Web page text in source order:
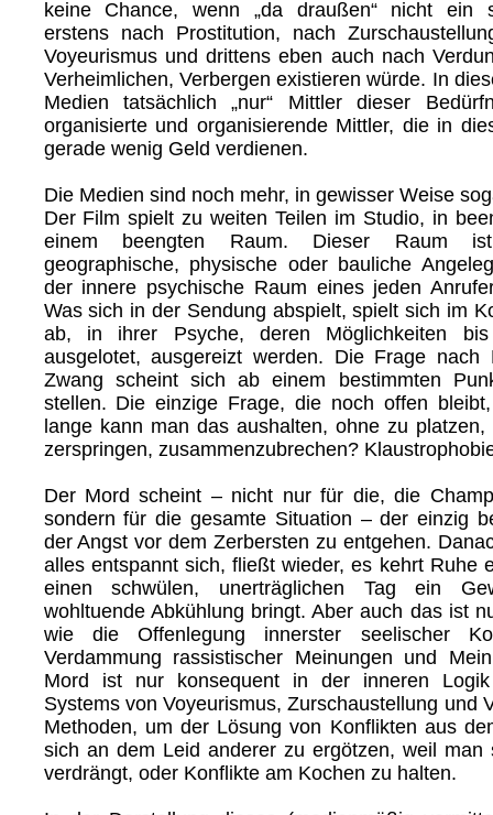
keine Chance, wenn „da draußen“ nicht ein
erstens nach Prostitution, nach
Voyeurismus und drittens eben auch nach
Verheimlichen, Verbergen existieren würde. In
Medien tatsächlich „nur“ Mittler dieser
organisierte und organisierende Mittler, die in
gerade wenig Geld verdienen.
Die Medien sind noch mehr, in gewisser Weise
Der Film spielt zu weiten Teilen im Studio, in
einem beengten Raum. Dieser Raum
geographische, physische oder bauliche
der innere psychische Raum eines jeden
Was sich in der Sendung abspielt, spielt sich im
ab, in ihrer Psyche, deren Möglichkeiten
ausgelotet, ausgereizt werden. Die Frage nach
Zwang scheint sich ab einem bestimmten
stellen. Die einzige Frage, die noch offen
lange kann man das aushalten, ohne zu
zerspringen, zusammenzubrechen?
Der Mord scheint – nicht nur für die, die
sondern für die gesamte Situation – der einzig
der Angst vor dem Zerbersten zu entgehen.
alles entspannt sich, fließt wieder, es kehrt Ruhe
einen schwülen, unerträglichen Tag ein
wohltuende Abkühlung bringt. Aber auch das ist
wie die Offenlegung innerster seelischer
Verdammung rassistischer Meinungen und
Mord ist nur konsequent in der inneren
Systems von Voyeurismus, Zurschaustellung und
Methoden, um der Lösung von Konflikten aus
sich an dem Leid anderer zu ergötzen, weil man
verdrängt, oder Konflikte am Kochen zu halten.